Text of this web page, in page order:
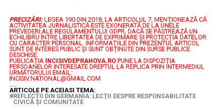
PRECIZĂRI: LEGEA 190 DIN 2018, LA ARTICOLUL 7, MENŢIONEAZĂ CĂ
ACTIVITATEA JURNALISTICĂ ESTE EXONERATĂ DE LA UNELE
PREVEDERI ALE REGULAMENTULUI GDPR, DACĂ SE PĂSTREAZĂ UN
ECHILIBRU ÎNTRE LIBERTATEA DE EXPRIMARE ŞI PROTECŢIA DATELOR
CU CARACTER PERSONAL. INFORMAȚIILE DIN PREZENTUL ARTICOL
SUNT DE INTERES PUBLIC ȘI SUNT OBȚINUTE DIN SURSE PUBLICE
DESCHISE.
PUBLICAȚIA INCISIVDEPRAHOVA.ROPUNE LA DISPOZIȚIA
PERSOANELOR INTERESATE DREPTUL LA REPLICA PRIN INTERMEDIUL
URMĂTORULUI EMAIL:
INCISIV.NATIONAL@GMAIL.COM
.....
ARTICOLE PE ACEIASI TEMA:
REFLECȚII DIN GERMANIA: LECȚII DESPRE RESPONSABILITATE
CIVICĂ ȘI COMUNITATE